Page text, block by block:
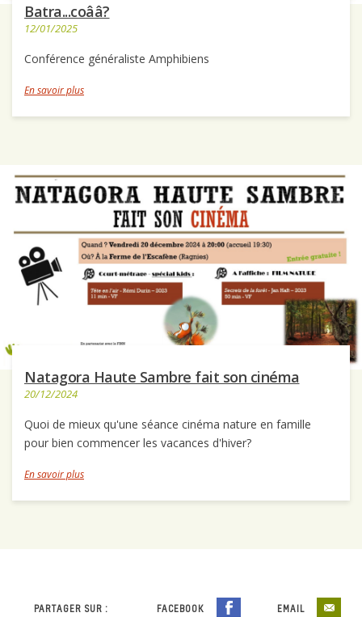
Batra...coââ?
12/01/2025
Conférence généraliste Amphibiens
En savoir plus
Natagora Haute Sambre fait son cinéma
20/12/2024
Quoi de mieux qu'une séance cinéma nature en famille
pour bien commencer les vacances d'hiver?
En savoir plus
PARTAGER SUR : FACEBOOK EMAIL